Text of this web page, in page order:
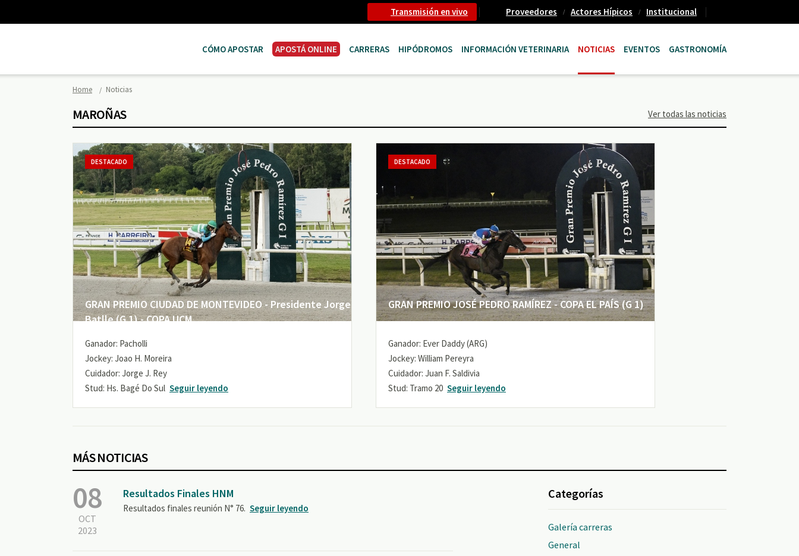
Transmisión en vivo Proveedores Actores Hípicos Institucional
CÓMO APOSTAR APOSTÁ ONLINE CARRERAS HIPÓDROMOS INFORMACIÓN VETERINARIA NOTICIAS EVENTOS GASTRONOMÍA
Home Noticias
MAROÑAS Ver todas las noticias
GRAN PREMIO CIUDAD DE MONTEVIDEO - Presidente Jorge
Batlle (G 1) - COPA UCM
DESTACADO
Ganador: Pacholli
Jockey: Joao H. Moreira
Cuidador: Jorge J. Rey
Stud: Hs. Bagé Do Sul Seguir leyendo
GRAN PREMIO JOSÉ PEDRO RAMÍREZ - COPA EL PAÍS (G 1)
DESTACADO
Ganador: Ever Daddy (ARG)
Jockey: William Pereyra
Cuidador: Juan F. Saldivia
Stud: Tramo 20 Seguir leyendo
MÁS NOTICIAS
08
OCT
2023
Resultados Finales HNM
Resultados finales reunión N° 76. Seguir leyendo
Categorías
Galería carreras
General